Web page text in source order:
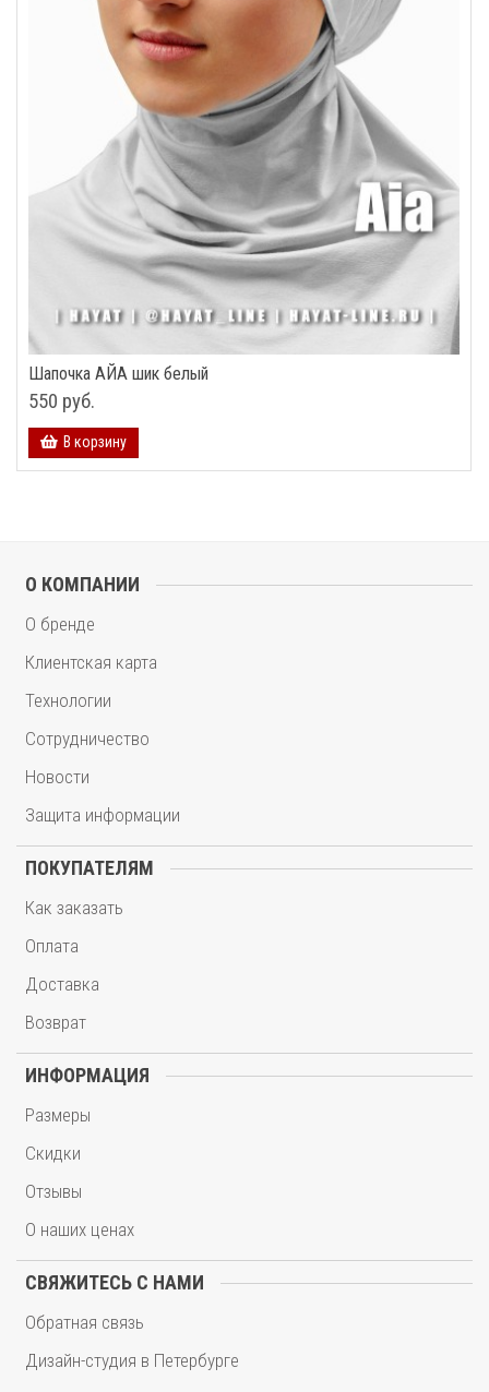
Шапочка АЙА шик белый
550 руб.
В корзину
О КОМПАНИИ
О бренде
Клиентская карта
Технологии
Сотрудничество
Новости
Защита информации
ПОКУПАТЕЛЯМ
Как заказать
Оплата
Доставка
Возврат
ИНФОРМАЦИЯ
Размеры
Скидки
Отзывы
О наших ценах
СВЯЖИТЕСЬ С НАМИ
Обратная связь
Дизайн-студия в Петербурге